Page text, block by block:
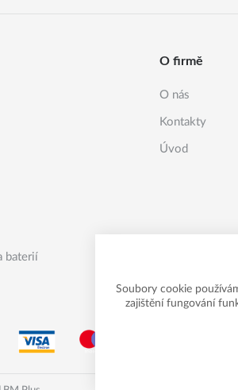
baterií
O firmě
O nás
Kontakty
Úvod
Soubory cookie
zajištění fungování